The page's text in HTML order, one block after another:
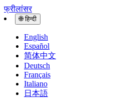
फ्रीलांसर
🌐 हिन्दी
English
Español
简体中文
Deutsch
Français
Italiano
日本語